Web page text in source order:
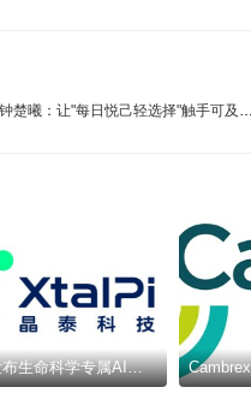
Kiri凯芮携手钟楚曦：让"每日悦己轻选择"触手可及，共同开启法式优雅新篇章
晶泰科技发布生命科学专属AI智能体epiXora™，以可信决策基座加速完善Multi-Agent研发闭环